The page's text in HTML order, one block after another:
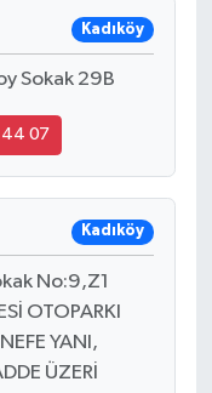
Kadıköy
Sokak 29B
44 07
Kadıköy
No:9,Z1
OTOPARKI
YANI,
ÜZERİ